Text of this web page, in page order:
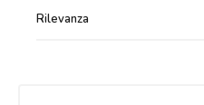
Rilevanza